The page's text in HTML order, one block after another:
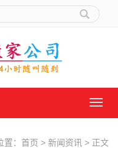
导
置： 首页 > 新闻资讯 > 正文